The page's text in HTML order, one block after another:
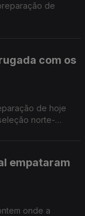
de
com os
de hoje
norte-
empataram
onde a